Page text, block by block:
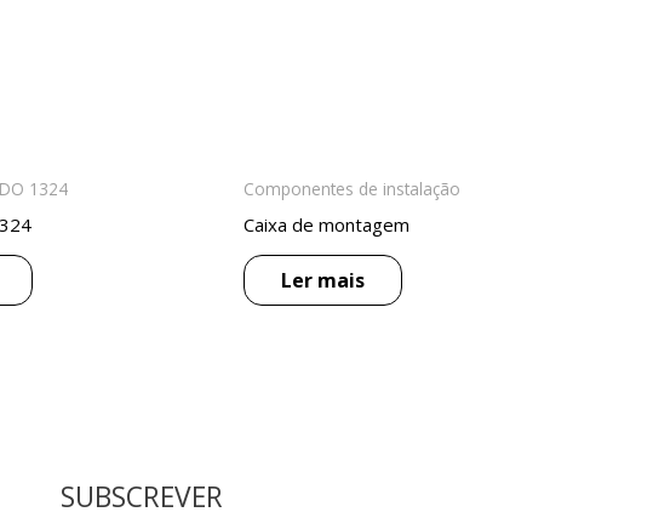
1324 Componentes de instalação
Caixa de montagem
Ler mais
SUBSCREVER